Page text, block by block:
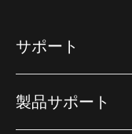
ヘビーデ
対応する追
サポート
製品サポート